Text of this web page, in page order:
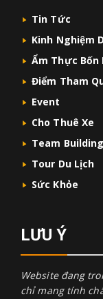
Tin Tức
Kinh Nghiệm
Ẩm Thực Bốn
Điểm Tham
Event
Cho Thuê Xe
Team Building
Tour Du Lịch
Sức Khỏe
LƯU Ý
Website đang
chỉ mang tính